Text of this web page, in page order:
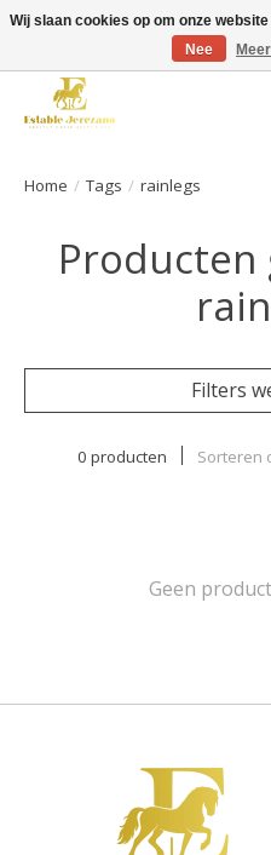
Gratis verzending vanaf €49 op een
Home / Tags / rainlegs
Filters
0 producten Sorteren
Geen
Wij slaan cookies op om onze
Nee